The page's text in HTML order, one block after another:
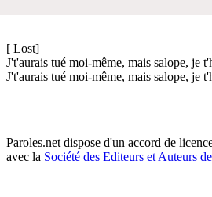
[ Lost]
J't'aurais tué moi-même, mais salope, je
J't'aurais tué moi-même, mais salope, je
Paroles.net dispose d'un accord de
avec la Société des Editeurs et Auteurs